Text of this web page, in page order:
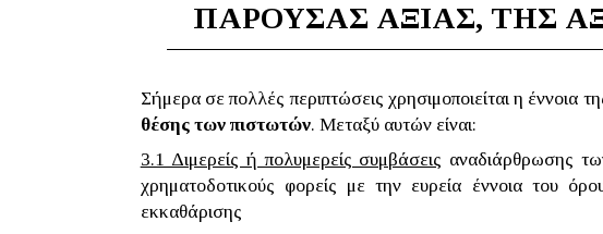
ΠΑΡΟΥΣΑΣ ΑΞΙΑΣ, ΤΗΣ
Σήμερα σε πολλές περιπτώσεις χρησιμοποιείται η
θέσης των πιστωτών. Μεταξύ αυτών είναι:
3.1 Διμερείς ή πολυμερείς συμβάσεις αναδιάρθρωσης
χρηματοδοτικούς φορείς με την ευρεία έννοια του
εκκαθάρισης